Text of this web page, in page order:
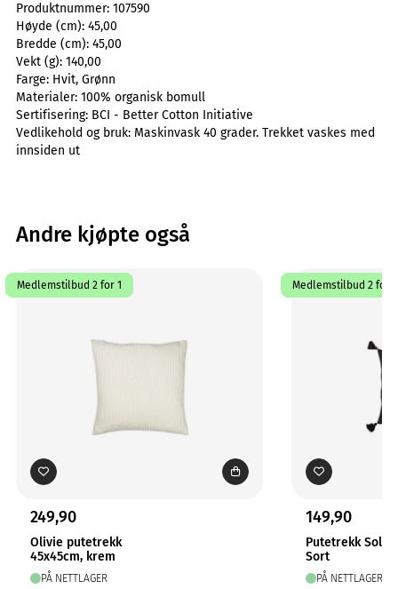
Produktnummer: 107590
Høyde (cm): 45,00
Bredde (cm): 45,00
Vekt (g): 140,00
Farge: Hvit, Grønn
Materialer: 100% organisk bomull
Sertifisering: BCI - Better Cotton Initiative
Vedlikehold og bruk: Maskinvask 40 grader. Trekket vaskes med
innsiden ut
Andre kjøpte også
Medlemstilbud 2 for 1
249,90
Olivie putetrekk
45x45cm, krem
PÅ NETTLAGER
Medlemstilbud 2 for 1
149,90
Putetrekk Solo
Sort
PÅ NETTLAGER